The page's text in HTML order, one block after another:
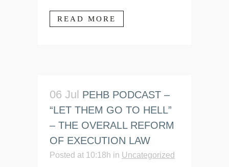
READ MORE
06 Jul PEHB PODCAST –
“LET THEM GO TO HELL”
– THE OVERALL REFORM
OF EXECUTION LAW
Posted at 10:18h in Uncategorized